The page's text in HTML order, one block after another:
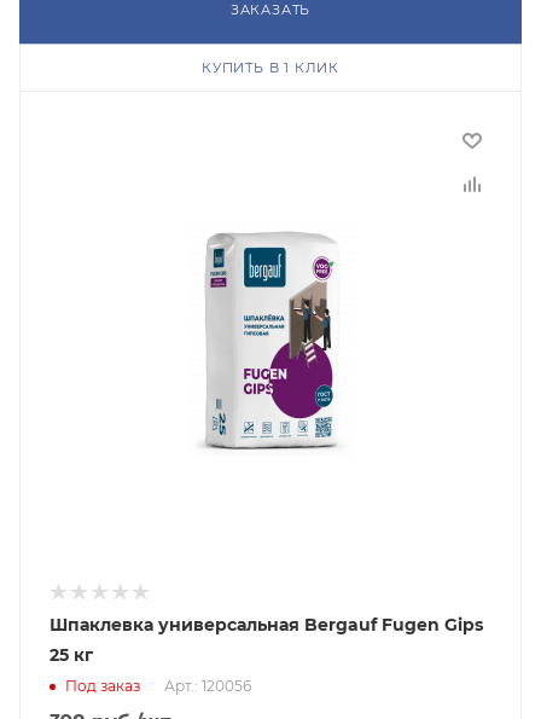
ЗАКАЗАТЬ
КУПИТЬ В 1 КЛИК
Шпаклевка универсальная Bergauf Fugen Gips
25 кг
Под заказ Арт.: 120056